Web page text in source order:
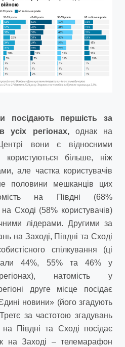
посідають першість за
усіх регіонах, однак на
вони є відносними
користуються більше, ніж
але частка користувачів
половини мешканців цих
на Півдні (68%
на Сході (58% користувачів)
лідерами. Другими за
на Заході, Півдні та Сході
спілкування (ці
44%, 55% та 46% у
натомість у
друге місце посідає
новини» (його згадують
за частотою згадувань
Півдні та Сході посідає
на Заході – телемарафон